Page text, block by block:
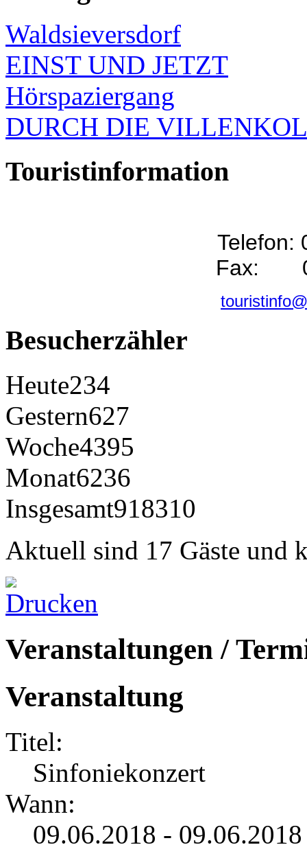
Waldsieversdorf
EINST UND JETZT
Hörspaziergang
DURCH DIE
Touristinformation
Telefon:
Fax:
Besucherzähler
Heute234
Gestern627
Woche4395
Monat6236
Insgesamt918310
Aktuell sind 17 Gäste und
Veranstaltungen /
Veranstaltung
Titel:
Sinfoniekonzert
Wann:
09.06.2018 -